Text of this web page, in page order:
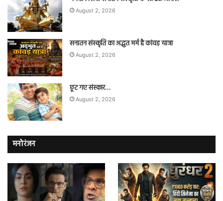
August 2, 2026
सनातन संस्कृति का अद्भुत मर्म है कांवड़ यात्रा
August 2, 2026
छूट गए संस्कार…
August 2, 2026
मनोरंजन